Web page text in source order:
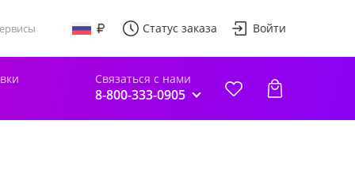
Статус заказа Войти
Связаться с нами
8-800-333-0905